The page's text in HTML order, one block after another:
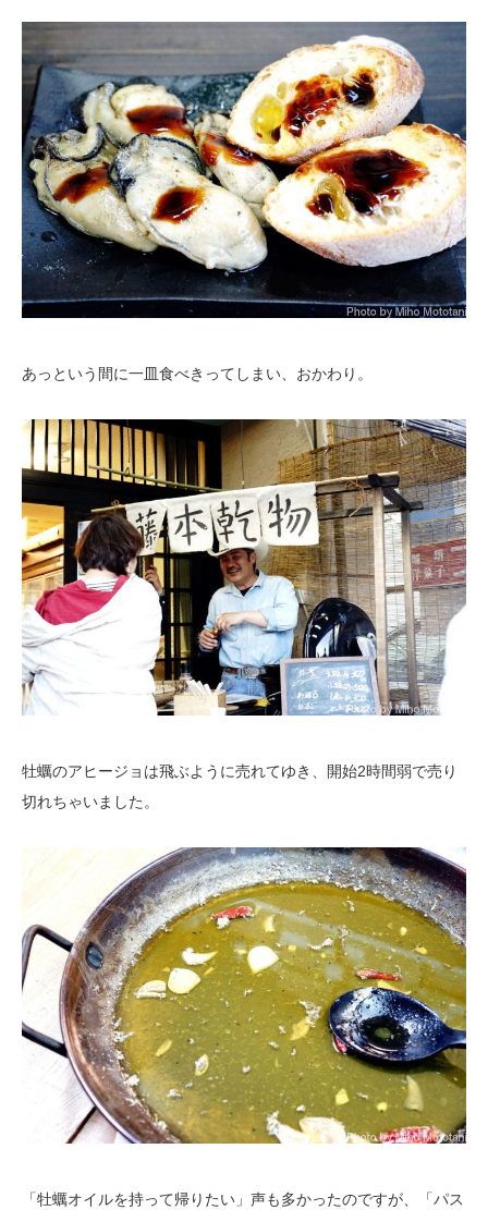
あっという間に一皿食べきってしまい、おかわり。
牡蠣のアヒージョは飛ぶように売れてゆき、開始2時間弱で売り
切れちゃいました。
「牡蠣オイルを持って帰りたい」声も多かったのですが、「パス